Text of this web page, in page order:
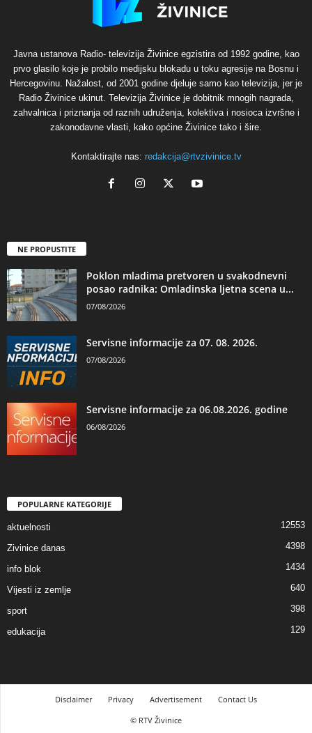
Javna ustanova Radio- televizija Živinice egzistira od 1992 godine, kao
prvo glasilo koje je probilo medijsku blokadu u toku agresije na Bosnu i
Hercegovinu. Nažalost, od 2001 godine djeluje samo kao televizija, jer je
Radio Živinice ukinut. Televizija Živinice je dobitnik mnogih nagrada,
zahvalnica i priznanja od raznih udruženja, kolektiva i nosioca izvršne i
zakonodavne vlasti, kako općine Živinice tako i šire.
Kontaktirajte nas: redakcija@rtvzivinice.tv
NE PROPUSTITE
Poklon mladima pretvoren u svakodnevni
posao radnika: Omladinska ljetna scena u...
07/08/2026
Servisne informacije za 07. 08. 2026.
07/08/2026
Servisne informacije za 06.08.2026. godine
06/08/2026
POPULARNE KATEGORIJE
aktuelnosti 12553
Zivinice danas 4398
info blok 1434
Vijesti iz zemlje 640
sport 398
edukacija 129
Disclaimer Privacy Advertisement
Contact Us
© RTV Živinice